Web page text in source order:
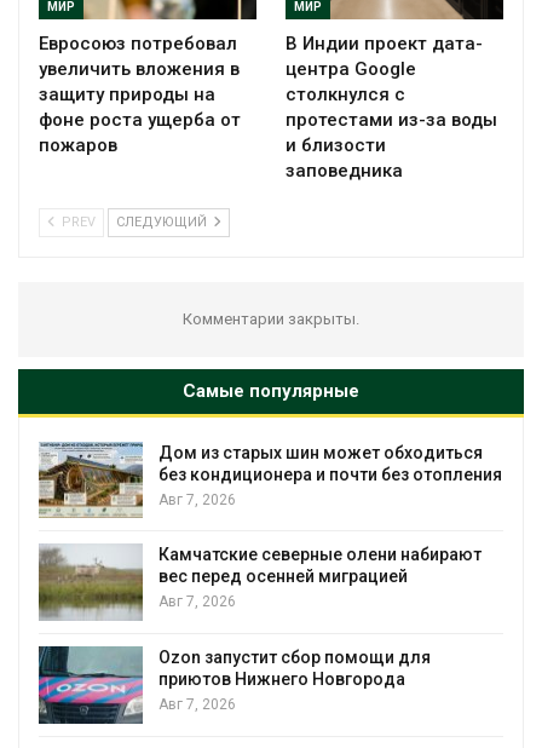
МИР
Евросоюз потребовал
увеличить вложения в
защиту природы на
фоне роста ущерба от
пожаров
МИР
В Индии проект дата-
центра Google
столкнулся с
протестами из-за воды
и близости
заповедника
PREV СЛЕДУЮЩИЙ
Комментарии закрыты.
Самые популярные
Дом из старых шин может обходиться
без кондиционера и почти без отопления
Авг 7, 2026
Камчатские северные олени набирают
вес перед осенней миграцией
Авг 7, 2026
Ozon запустит сбор помощи для
приютов Нижнего Новгорода
Авг 7, 2026